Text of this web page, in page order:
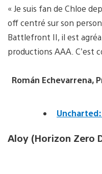
« Je suis fan de Chloe
off centré sur son
Battlefront II, il est
productions AAA. C’est
Román Echevarrena,
Aloy (Horizon Zero